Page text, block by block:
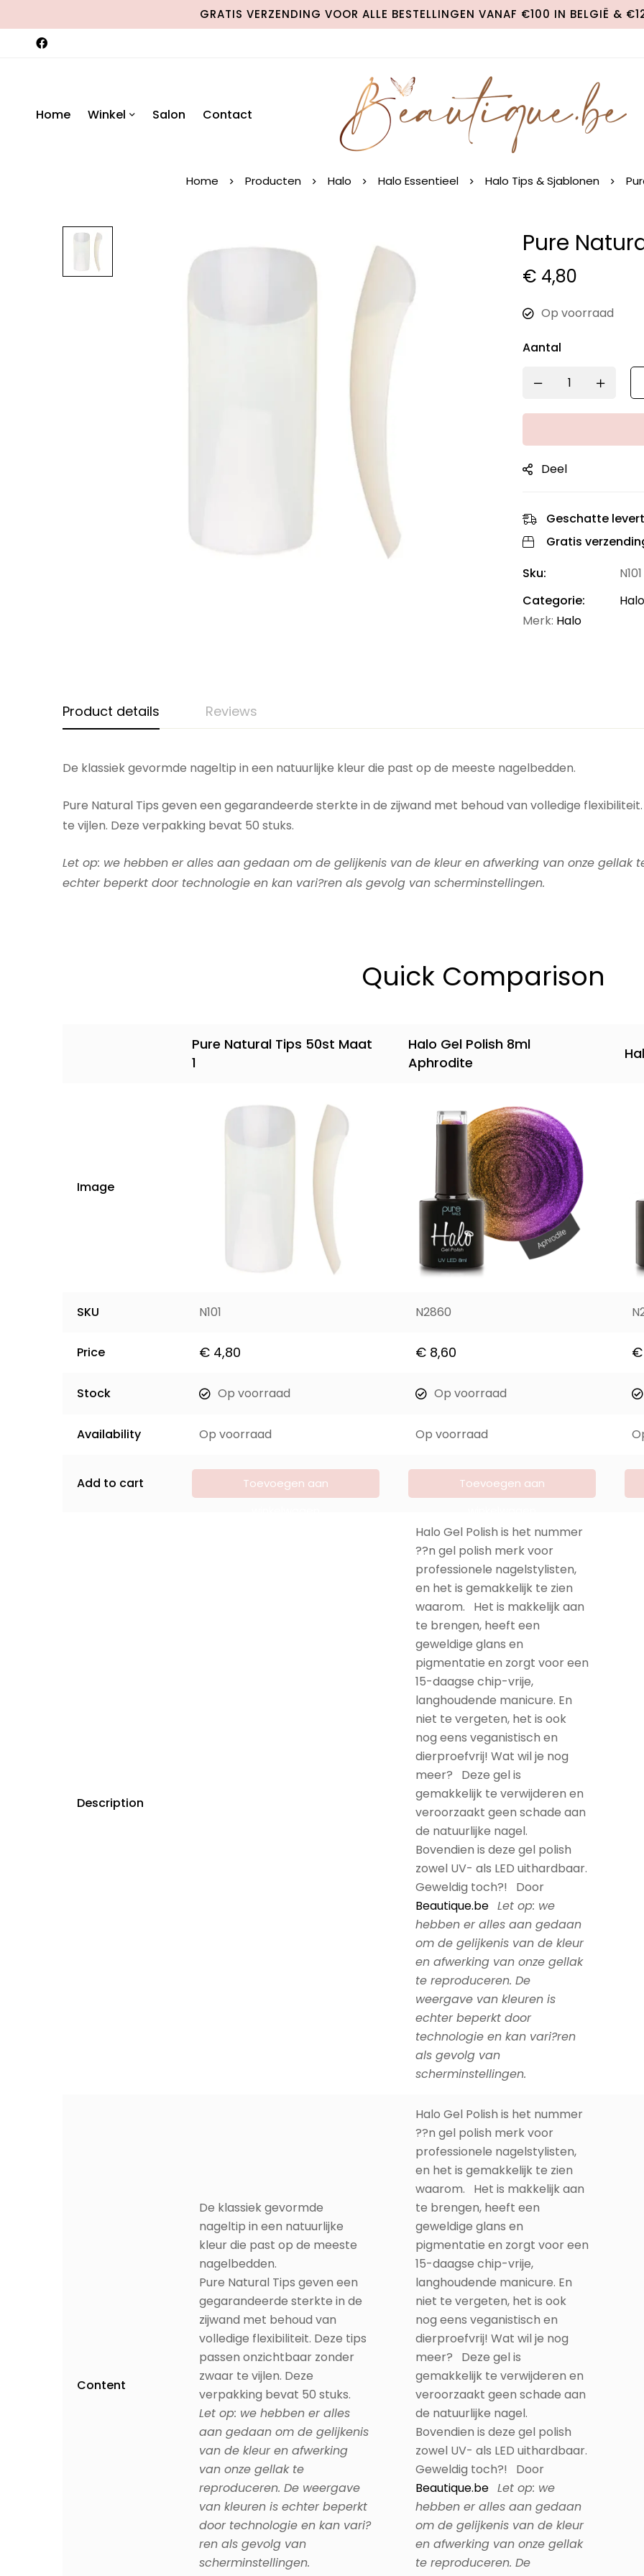
GRATIS VERZENDING VOOR ALLE BESTELLINGEN VANAF €100 IN BELGIË &
Home Winkel Salon Contact
Home Producten Halo Halo Essentieel Halo Tips & Sjablonen
Pure
€ 4,80
Op voorraad
Aantal
Deel
Geschatte
Gratis
Sku:
N101
Categorie:
Merk: Halo
Product details Reviews
De klassiek gevormde nageltip in een natuurlijke kleur die past op de meeste nagelbedden.
Pure Natural Tips geven een gegarandeerde sterkte in de zijwand met behoud van volledige
te vijlen. Deze verpakking bevat 50 stuks.
Let op: we hebben er alles aan gedaan om de gelijkenis van de kleur en afwerking van onze gellak
echter beperkt door technologie en kan vari?ren als gevolg van scherminstellingen.
Quick Comparison
Pure Natural Tips 50st Maat
1
Halo Gel Polish 8ml
Aphrodite
Image
SKU N101 N2860
Price € 4,80 € 8,60 €
Stock Op voorraad Op voorraad
Availability Op voorraad Op voorraad
Add to cart
Toevoegen aan
Toevoegen aan
Description
Halo Gel Polish is het nummer
??n gel polish merk voor
professionele nagelstylisten,
en het is gemakkelijk te zien
waarom. Het is makkelijk aan
te brengen, heeft een
geweldige glans en
pigmentatie en zorgt voor een
15-daagse chip-vrije,
langhoudende manicure. En
niet te vergeten, het is ook
nog eens veganistisch en
dierproefvrij! Wat wil je nog
meer? Deze gel is
gemakkelijk te verwijderen en
veroorzaakt geen schade aan
de natuurlijke nagel.
Bovendien is deze gel polish
zowel UV- als LED uithardbaar.
Geweldig toch?! Door
Beautique.be Let op: we
hebben er alles aan gedaan
om de gelijkenis van de kleur
en afwerking van onze gellak
te reproduceren. De
weergave van kleuren is
echter beperkt door
technologie en kan vari?ren
als gevolg van
scherminstellingen.
Content
De klassiek gevormde
nageltip in een natuurlijke
kleur die past op de meeste
nagelbedden.
Pure Natural Tips geven een
gegarandeerde sterkte in de
zijwand met behoud van
volledige flexibiliteit. Deze tips
passen onzichtbaar zonder
zwaar te vijlen. Deze
verpakking bevat 50 stuks.
Let op: we hebben er alles
aan gedaan om de gelijkenis
van de kleur en afwerking
van onze gellak te
reproduceren. De weergave
van kleuren is echter beperkt
door technologie en kan vari?
ren als gevolg van
scherminstellingen.
Halo Gel Polish is het nummer
??n gel polish merk voor
professionele nagelstylisten,
en het is gemakkelijk te zien
waarom. Het is makkelijk aan
te brengen, heeft een
geweldige glans en
pigmentatie en zorgt voor een
15-daagse chip-vrije,
langhoudende manicure. En
niet te vergeten, het is ook
nog eens veganistisch en
dierproefvrij! Wat wil je nog
meer? Deze gel is
gemakkelijk te verwijderen en
veroorzaakt geen schade aan
de natuurlijke nagel.
Bovendien is deze gel polish
zowel UV- als LED uithardbaar.
Geweldig toch?! Door
Beautique.be Let op: we
hebben er alles aan gedaan
om de gelijkenis van de kleur
en afwerking van onze gellak
te reproduceren. De